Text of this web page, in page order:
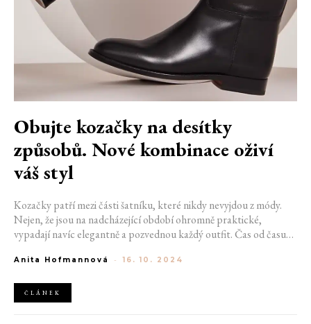
Obujte kozačky na desítky
způsobů. Nové kombinace oživí
váš styl
Kozačky patří mezi části šatníku, které nikdy nevyjdou z módy.
Nejen, že jsou na nadcházející období ohromně praktické,
vypadají navíc elegantně a pozvednou každý outfit. Čas od času
inspirovat se, jak jednoduché boty vynosit v trochu jiném stylu.
Anita Hofmannová - 16. 10. 2024
ČLÁNEK